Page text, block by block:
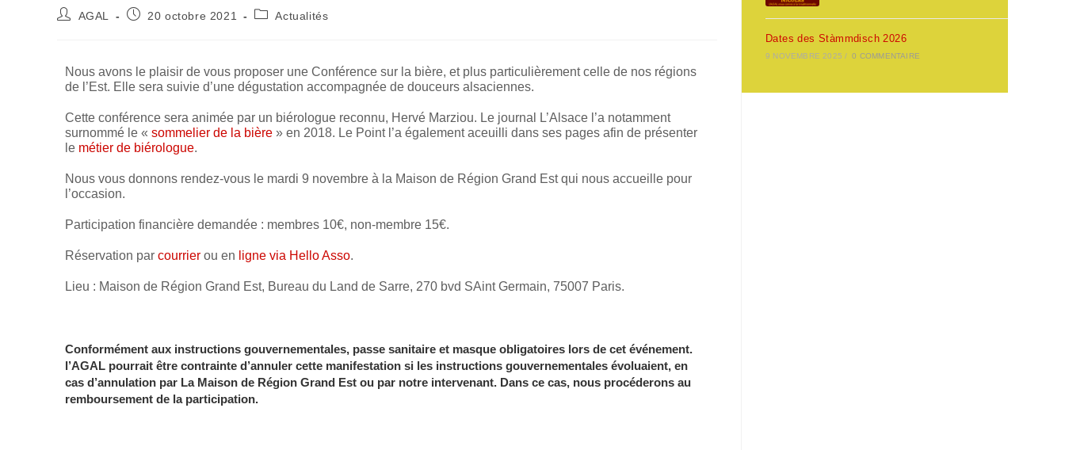
AGAL 20 octobre 2021 Actualités
Nous avons le plaisir de vous proposer une Conférence sur la bière, et plus particulièrement celle de nos régions
de l’Est. Elle sera suivie d’une dégustation accompagnée de douceurs alsaciennes.
Cette conférence sera animée par un biérologue reconnu, Hervé Marziou. Le journal L’Alsace l’a notamment
surnommé le « sommelier de la bière » en 2018. Le Point l’a également aceuilli dans ses pages afin de présenter
le métier de biérologue.
Nous vous donnons rendez-vous le mardi 9 novembre à la Maison de Région Grand Est qui nous accueille pour
l’occasion.
Participation financière demandée : membres 10€, non-membre 15€.
Réservation par courrier ou en ligne via Hello Asso.
Lieu : Maison de Région Grand Est, Bureau du Land de Sarre, 270 bvd SAint Germain, 75007 Paris.
Conformément aux instructions gouvernementales, passe sanitaire et masque obligatoires lors de cet événement.
l’AGAL pourrait être contrainte d’annuler cette manifestation si les instructions gouvernementales évoluaient, en
cas d’annulation par La Maison de Région Grand Est ou par notre intervenant. Dans ce cas, nous procéderons au
remboursement de la participation.
Dates des Stàmmdisch 2026
9 NOVEMBRE 2025 / 0 COMMENTAIRE